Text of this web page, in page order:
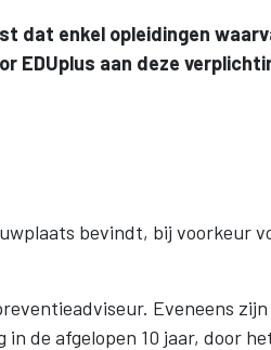
dat enkel opleidingen
EDUplus aan deze
bevindt, bij voorkeur
Eveneens zijn
de afgelopen 10 jaar, door